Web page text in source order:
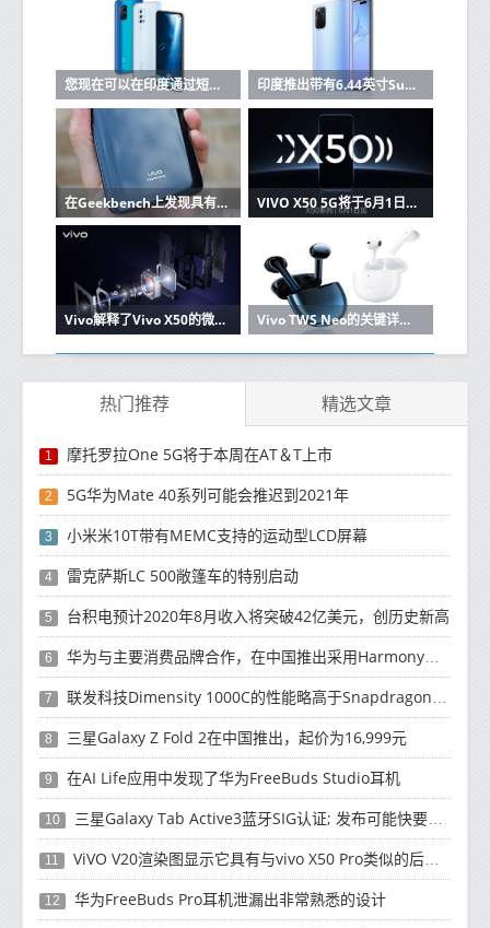
您现在可以在印度通过短信购买Vivo手机 印度推出带有6.44英寸Super AMOLED显示屏，32MP双前置摄像头的Vivo V19：价格，规格
在Geekbench上发现具有Snapdragon 720G，8GB RAM的新Vivo手机 VIVO X50 5G将于6月1日正式上市
Vivo解释了Vivo X50的微型云台相机如何工作 Vivo TWS Neo的关键详细信息出现在Vivo的在线商店中
热门推荐 精选文章
1 摩托罗拉One 5G将于本周在AT＆T上市
2 5G华为Mate 40系列可能会推迟到2021年
3 小米米10T带有MEMC支持的运动型LCD屏幕
4 雷克萨斯LC 500敞篷车的特别启动
5 台积电预计2020年8月收入将突破42亿美元，创历史新高
6 华为与主要消费品牌合作，在中国推出采用HarmonyOS 2.0的智能家居产品
7 联发科技Dimensity 1000C的性能略高于Snapdragon 765G
8 三星Galaxy Z Fold 2在中国推出，起价为16,999元
9 在AI Life应用中发现了华为FreeBuds Studio耳机
10 三星Galaxy Tab Active3蓝牙SIG认证; 发布可能快要结束了
11 ViVO V20渲染图显示它具有与vivo X50 Pro类似的后部设计
12 华为FreeBuds Pro耳机泄漏出非常熟悉的设计